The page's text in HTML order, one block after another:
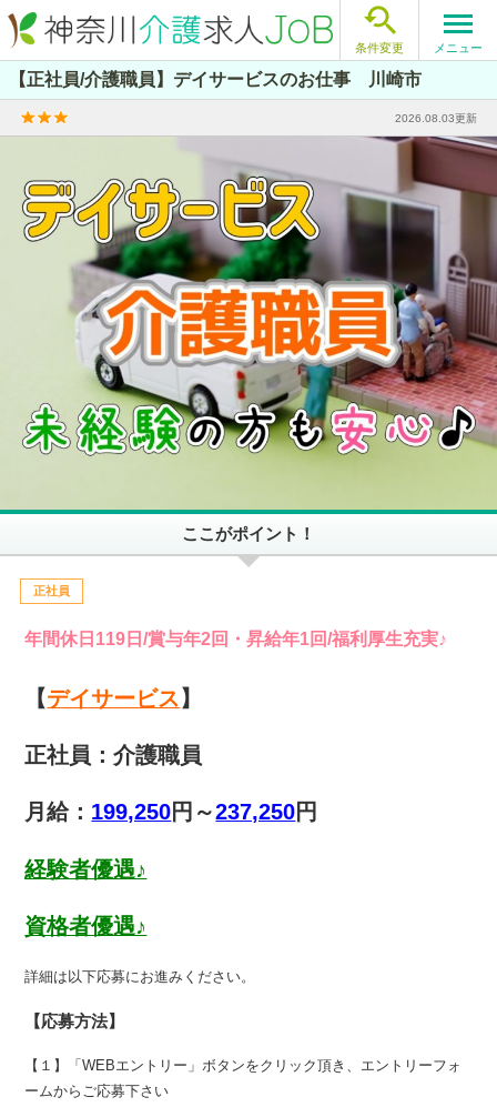

条件変更 メニュー
【正社員/介護職員】デイサービスのお仕事 川崎市
2026.08.03更新
ここがポイント！
正社員
年間休日119日/賞与年2回・昇給年1回/福利厚生充実♪
【デイサービス】
正社員：介護職員
月給： 199,250円～237,250円
経験者優遇♪
資格者優遇♪
詳細は以下応募にお進みください。
【応募方法】
【１】「WEBエントリー」ボタンをクリック頂き、エントリーフォ
ームからご応募下さい